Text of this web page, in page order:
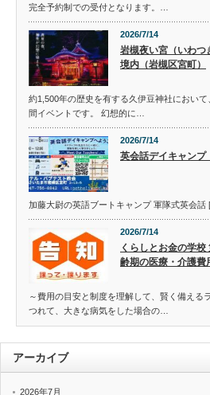
完全予約制での受付となります。…
2026/7/14
岩槻夜い宮（いわ
境内（岩槻区宮町）
約1,500年の歴史を有する久伊豆神社におい
間イベントです。 幻想的に…
2026/7/14
英会話デイキャン
加藤大尉の英語ブートキャンプ 軍隊式英会話
2026/7/14
くらしとお金の学
齢期の医療・介護費
～費用の目安と制度を理解して、賢く備える
つれて、大きな病気をした場合の…
アーカイブ
2026年7月